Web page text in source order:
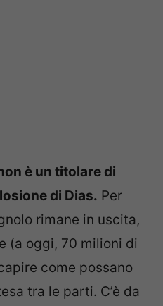
è un titolare di
di Dias. Per
rimane in uscita,
(a oggi, 70 milioni di
come possano
tra le parti. C’è da